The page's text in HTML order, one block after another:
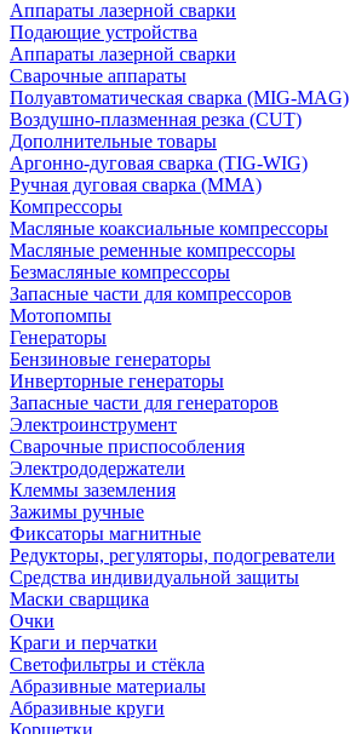
Аппараты лазерной сварки
Подающие устройства
Аппараты лазерной сварки
Сварочные аппараты
Полуавтоматическая сварка (MIG-MAG)
Воздушно-плазменная резка (CUT)
Дополнительные товары
Аргонно-дуговая сварка (TIG-WIG)
Ручная дуговая сварка (MMA)
Компрессоры
Масляные коаксиальные компрессоры
Масляные ременные компрессоры
Безмасляные компрессоры
Запасные части для компрессоров
Мотопомпы
Генераторы
Бензиновые генераторы
Инверторные генераторы
Запасные части для генераторов
Электроинструмент
Сварочные приспособления
Электрододержатели
Клеммы заземления
Зажимы ручные
Фиксаторы магнитные
Редукторы, регуляторы, подогреватели
Средства индивидуальной защиты
Маски сварщика
Очки
Краги и перчатки
Светофильтры и стёкла
Абразивные материалы
Абразивные круги
Корщетки